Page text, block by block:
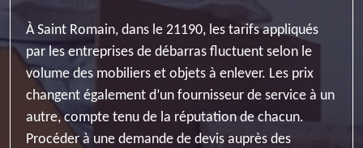
À Saint Romain, dans le 21190, les tarifs appliqués
par les entreprises de débarras fluctuent selon le
volume des mobiliers et objets à enlever. Les prix
changent également d’un fournisseur de service à un
autre, compte tenu de la réputation de chacun.
Procéder à une demande de devis auprès des